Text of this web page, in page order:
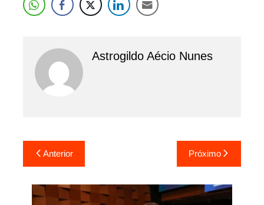
Astrogildo Aécio Nunes
Navegação
de
Post
Anterior Próximo